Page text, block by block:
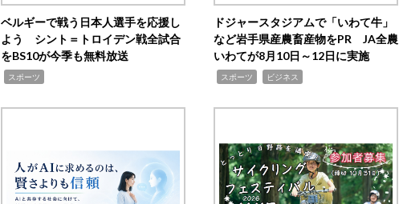
ベルギーで戦う日本人選手を応援し
よう シント＝トロイデン戦全試合
をBS10が今季も無料放送
スポーツ
ドジャースタジアムで「いわて牛」
など岩手県産農畜産物をPR JA全農
いわてが8月10日～12日に実施
スポーツ ビジネス